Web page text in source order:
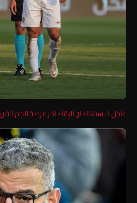
عاجل الاستغناء او البقاء اخر فرصة لنجم